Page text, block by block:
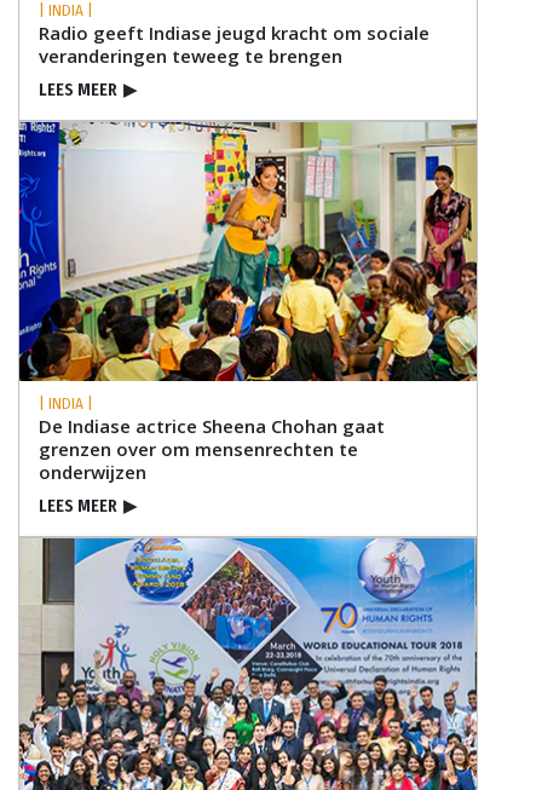
| INDIA |
Radio geeft Indiase jeugd kracht om sociale
veranderingen teweeg te brengen
LEES MEER ▶
| INDIA |
De Indiase actrice Sheena Chohan gaat
grenzen over om mensenrechten te
onderwijzen
LEES MEER ▶